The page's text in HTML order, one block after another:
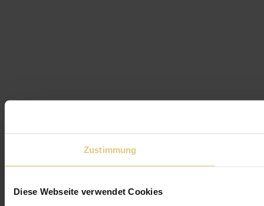
Zustimmung
Diese Webseite verwendet Cookies